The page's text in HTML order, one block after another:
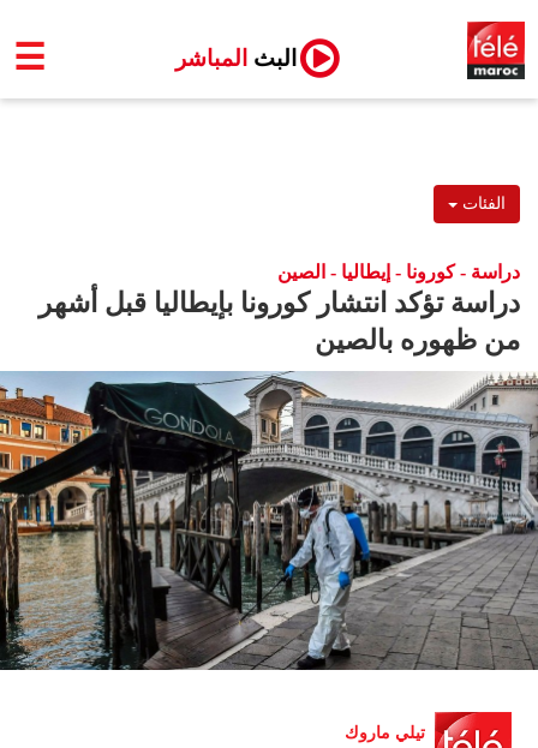
☰ البث المباشر
الفئات
دراسة - كورونا - إيطاليا - الصين
دراسة تؤكد انتشار كورونا بإيطاليا قبل أشهر
من ظهوره بالصين
تيلي ماروك